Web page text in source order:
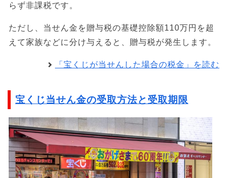
らず非課税です。
ただし、当せん金を贈与税の基礎控除額110万円を超
えて家族などに分け与えると、贈与税が発生します。
「宝くじが当せんした場合の税金」を読む
宝くじ当せん金の受取方法と受取期限